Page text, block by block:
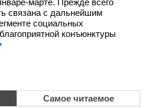
связана с дальнейшим
социальных
конъюнктуры
Самое читаемое